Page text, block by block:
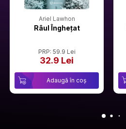
Ariel Lawhon
Râul Înghețat
PRP: 59.9 Lei
32.9 Lei
Adaugă în coș